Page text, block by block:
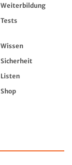
Weiterbildung
Tests
Wissen
Sicherheit
Listen
Shop